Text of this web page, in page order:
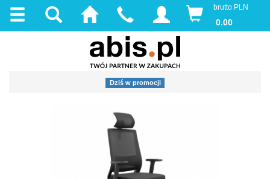
brutto PLN
0.00
Dziś w promocji